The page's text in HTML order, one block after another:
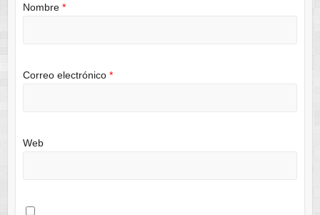
Nombre *
Correo electrónico *
Web